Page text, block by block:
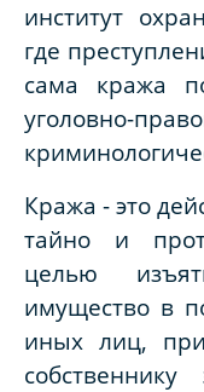
институт
где
сама кража
Кража - это
тайно и
целью
имущество в
иных лиц,